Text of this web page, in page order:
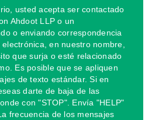
usted acepta ser contactado
Ahdoot LLP o un
o enviando correspondencia
en nuestro nombre,
que surja o esté relacionado
Es posible que se apliquen
de texto estándar. Si en
darte de baja de las
con "STOP". Envía "HELP"
frecuencia de los mensajes